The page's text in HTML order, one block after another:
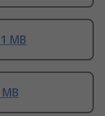
MB